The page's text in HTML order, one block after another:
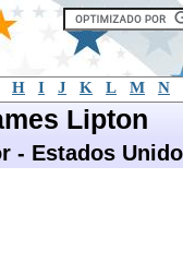
H I J K L M N
Lipton
- Estados